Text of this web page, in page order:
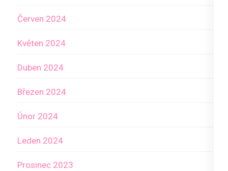
Červen 2024
Květen 2024
Duben 2024
Březen 2024
Únor 2024
Leden 2024
Prosinec 2023